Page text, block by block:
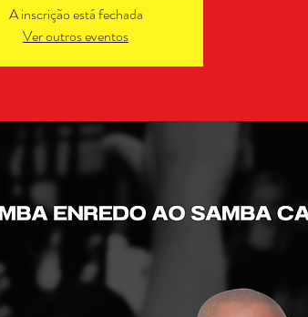
A inscrição está fechada
Ver outros eventos